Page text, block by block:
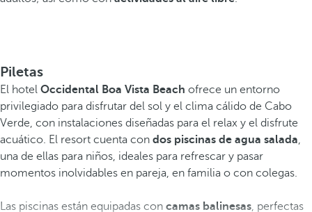
Piletas
El hotel Occidental Boa Vista Beach ofrece un entorno
privilegiado para disfrutar del sol y el clima cálido de Cabo
Verde, con instalaciones diseñadas para el relax y el disfrute
acuático. El resort cuenta con dos piscinas de agua salada,
una de ellas para niños, ideales para refrescar y pasar
momentos inolvidables en pareja, en familia o con colegas.
Las piscinas están equipadas con camas balinesas, perfectas